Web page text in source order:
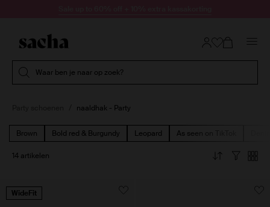
Waar ben je naar op zoek?
naaldhak - Party
Brown Bold red & Burgundy Leopard As seen on TikTok
14 artikelen
WideFit